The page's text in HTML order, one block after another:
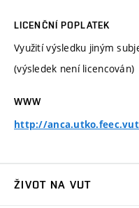
LICENČNÍ POPLATEK
Využití výsledku jiným
(výsledek není licencován)
WWW
http://
ŽIVOT NA VUT